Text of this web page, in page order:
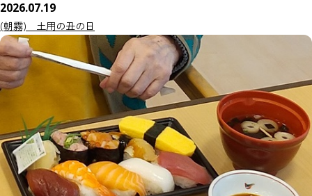
2026.07.19
(朝霧) 土用の丑の日